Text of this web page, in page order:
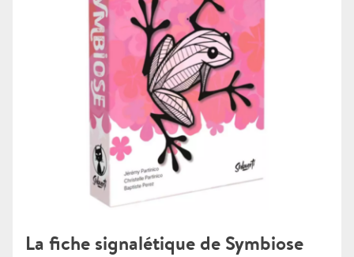
La fiche signalétique de Symbiose